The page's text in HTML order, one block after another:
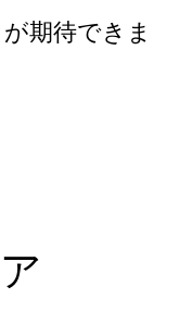
期待できま